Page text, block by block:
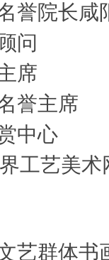
誉院长咸
协会顾
席
誉主席
中心
工艺美术
艺群体书